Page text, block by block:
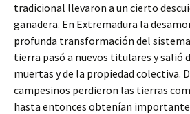
tradicional llevaron a un cierto
ganadera. En Extremadura la
profunda transformación del sistema
tierra pasó a nuevos titulares y salió
muertas y de la propiedad colectiva.
campesinos perdieron las tierras
hasta entonces obtenían